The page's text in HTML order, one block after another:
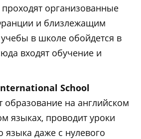
проходят организованные
и близлежащим
в школе обойдется в
входят обучение и
School
образование на английском
языках, проводит уроки
языка даже с нулевого